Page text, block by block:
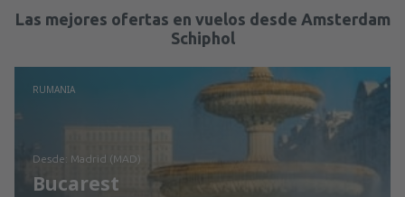
Las mejores ofertas en vuelos desde Amsterdam
Schiphol
RUMANIA
desde: Madrid (MAD)
Bucarest